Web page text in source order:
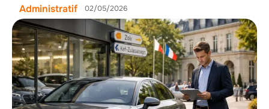
Administratif 02/05/2026